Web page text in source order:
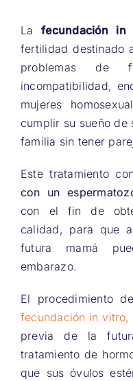
Lafecundación in
fertilidad destinado
problemas de
incompatibilidad,
mujeres
cumplir su sueño de
familia sin tener
Este tratamiento
con un
con el fin de
calidad, para que
futura mamá
embarazo.
El procedimiento
fecundación in vitro,
previa de la
tratamiento de
que sus óvulos